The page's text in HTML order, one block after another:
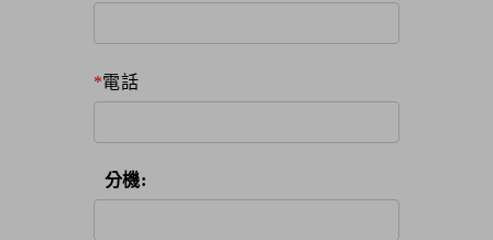
電話
分機: